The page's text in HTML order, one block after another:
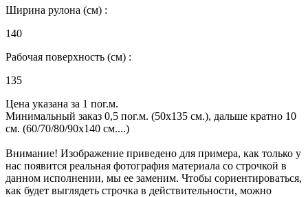
Ширина рулона (см) :
140
Рабочая поверхность (см) :
135
Цена указана за 1 пог.м.
Минимальный заказ 0,5 пог.м. (50х135 см.), дальше кратно 10
см. (60/70/80/90х140 см....)
Внимание! Изображение приведено для примера, как только у
нас появится реальная фотография материала со строчкой в
данном исполнении, мы ее заменим. Чтобы сориентироваться,
как будет выглядеть строчка в действительности, можно